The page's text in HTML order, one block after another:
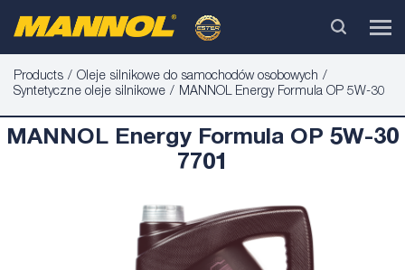
Products
Oleje silnikowe do samochodów osobowych
Syntetyczne oleje silnikowe
MANNOL Energy Formula OP 5W-30
MANNOL Energy Formula OP 5W-30
7701